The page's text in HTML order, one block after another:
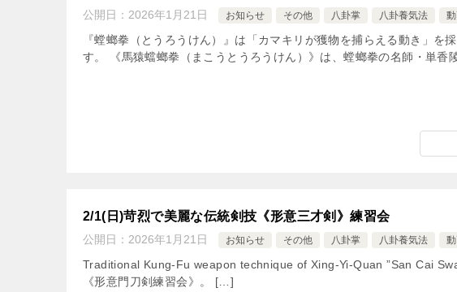
公開日： 2026年1月21日 お知らせ その他 八卦掌 八卦養気法
『螳螂拳（とうろうけん）』は「カマキリが獲物を捕らえる動き」を
す。 《馬猿蟷螂拳（まこうとうろうけん）》は、螳螂拳の名師・単
2/1(日)苛烈で美麗な伝統剣技《形意三才剣》練習会
公開日： 2026年1月21日 お知らせ その他 八卦掌 八卦養気法
Traditional Kung-Fu weapon technique of Xing-Yi-Quan ”San Cai
《形意門刀剣練習会》。 […]